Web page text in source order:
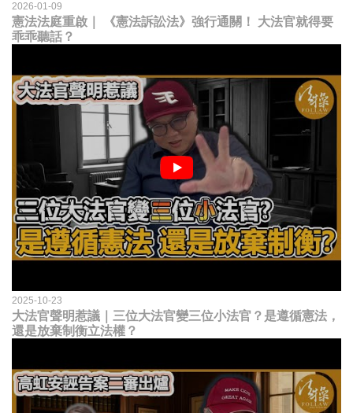
2026-01-09
憲法法庭重啟｜ 《憲法訴訟法》強行通關！ 大法官就得要
乖乖聽話？
2025-10-23
大法官聲明惹議｜三位大法官變三位小法官？是遵循憲法，
還是放棄制衡立法權？